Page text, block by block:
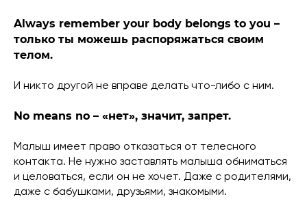
Always remember your body belongs to you –
только ты можешь распоряжаться своим
телом.
И никто другой не вправе делать что-либо с ним.
No means no – «нет», значит, запрет.
Малыш имеет право отказаться от телесного
контакта. Не нужно заставлять малыша обниматься
и целоваться, если он не хочет. Даже с родителями,
даже с бабушками, друзьями, знакомыми.